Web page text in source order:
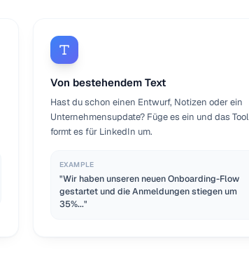
Von bestehendem Text
Hast du schon einen Entwurf, Notizen oder ein
Unternehmensupdate? Füge es ein und das Tool
formt es für LinkedIn um.
EXAMPLE
"Wir haben unseren neuen Onboarding-Flow
gestartet und die Anmeldungen stiegen um
35%..."